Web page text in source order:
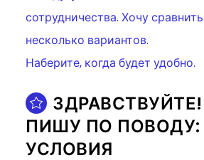
ЗДРАВСТВУЙТЕ!
ПИШУ ПО ПОВОДУ:
УСЛОВИЯ